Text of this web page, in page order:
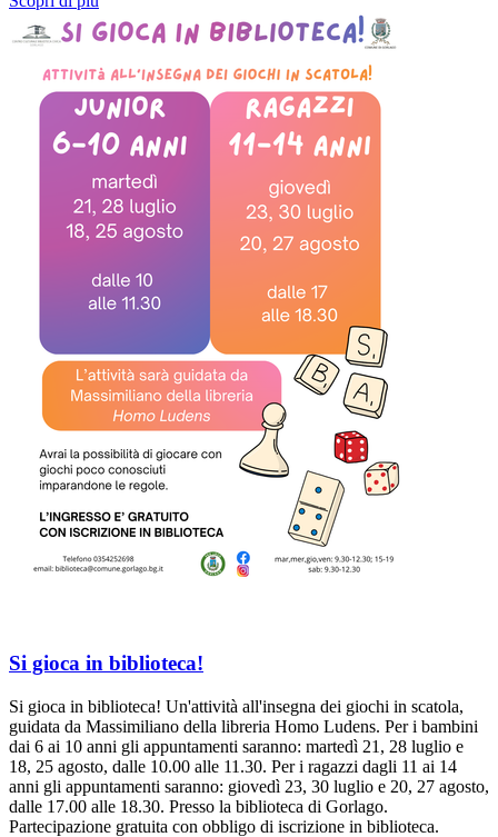
Si gioca in biblioteca!
Si gioca in biblioteca! Un'attività all'insegna dei giochi in scatola,
guidata da Massimiliano della libreria Homo Ludens. Per i bambini
dai 6 ai 10 anni gli appuntamenti saranno: martedì 21, 28 luglio e
18, 25 agosto, dalle 10.00 alle 11.30. Per i ragazzi dagli 11 ai 14
anni gli appuntamenti saranno: giovedì 23, 30 luglio e 20, 27 agosto,
dalle 17.00 alle 18.30. Presso la biblioteca di Gorlago.
Partecipazione gratuita con obbligo di iscrizione in biblioteca.